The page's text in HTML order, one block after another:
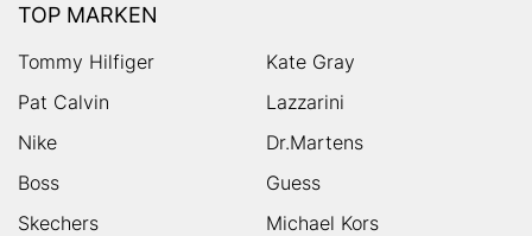
TOP MARKEN
Tommy Hilfiger
Kate Gray
Pat Calvin
Lazzarini
Nike
Dr.Martens
Boss
Guess
Skechers
Michael Kors